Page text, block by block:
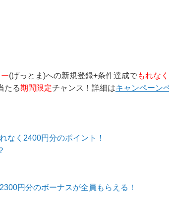
(げっとま)への新規登録+条件達成でもれなく
たる期間限定チャンス！詳細はキャンペーン
なく2400円分のポイント！
円分のボーナスが全員もらえる！